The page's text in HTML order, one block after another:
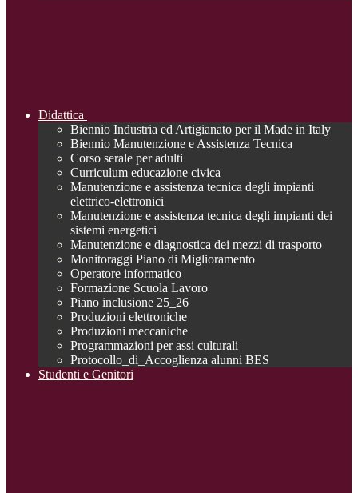
Didattica
Biennio Industria ed Artigianato per il Made in Italy
Biennio Manutenzione e Assistenza Tecnica
Corso serale per adulti
Curriculum educazione civica
Manutenzione e assistenza tecnica degli impianti
elettrico-elettronici
Manutenzione e assistenza tecnica degli impianti dei
sistemi energetici
Manutenzione e diagnostica dei mezzi di trasporto
Monitoraggi Piano di Miglioramento
Operatore informatico
Formazione Scuola Lavoro
Piano inclusione 25_26
Produzioni elettroniche
Produzioni meccaniche
Programmazioni per assi culturali
Protocollo_di_Accoglienza alunni BES
Studenti e Genitori